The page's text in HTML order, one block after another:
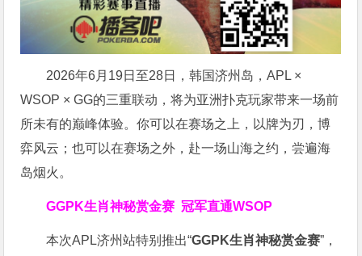
2026年6月19日至28日，韩国济州岛，APL ×
WSOP × GG的三重联动，将为亚洲扑克玩家带来一场前
所未有的巅峰体验。你可以在赛场之上，以牌为刃，博
弈风云；也可以在赛场之外，赴一场山海之约，尝遍海
岛烟火。
GGPK生肖神秘赏金赛冠军直通WSOP
本次APL济州站特别推出“GGPK生肖神秘赏金赛”，